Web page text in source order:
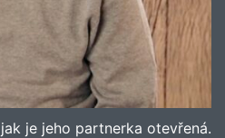
je jeho partnerka otevřená.